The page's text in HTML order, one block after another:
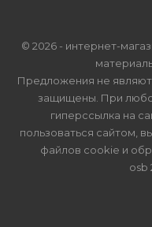
© 2026 - интернет-
Предложения не
защищены. При
гиперссылка на
пользоваться сайтом,
файлов cookie и
osb